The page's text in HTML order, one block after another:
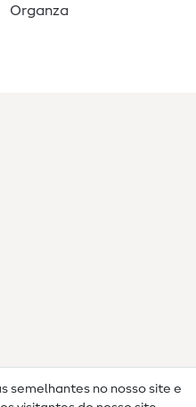
Organza
semelhantes no nosso site e